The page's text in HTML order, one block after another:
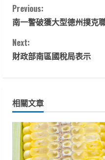
C
o
n
i
n
u
Previous:
南一警破獲大型德州撲克
Next:
財政部南區國稅局表示
相關文章